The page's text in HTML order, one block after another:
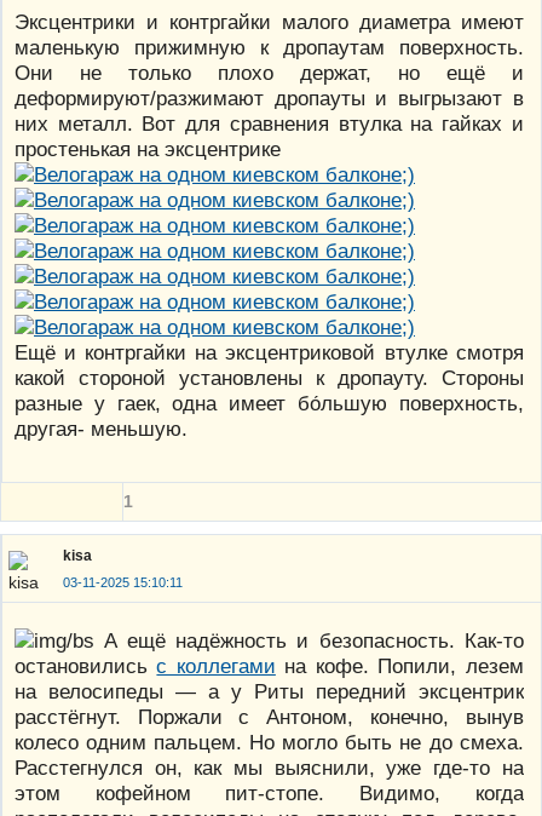
Эксцентрики и контргайки малого диаметра имеют
маленькую прижимную к дропаутам поверхность.
Они не только плохо держат, но ещё и
деформируют/разжимают дропауты и выгрызают в
них металл. Вот для сравнения втулка на гайках и
простенькая на эксцентрике
Ещё и контргайки на эксцентриковой втулке смотря
какой стороной установлены к дропауту. Стороны
разные у гаек, одна имеет бо́льшую поверхность,
другая- меньшую.
1
kisa
03-11-2025 15:10:11
А ещё надёжность и безопасность. Как-то
остановилисьс коллегами на кофе. Попили, лезем
на велосипеды — а у Риты передний эксцентрик
расстёгнут. Поржали с Антоном, конечно, вынув
колесо одним пальцем. Но могло быть не до смеха.
Расстегнулся он, как мы выяснили, уже где-то на
этом кофейном пит-стопе. Видимо, когда